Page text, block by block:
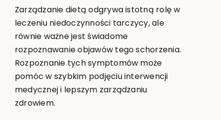
Zarządzanie dietą odgrywa istotną rolę w
leczeniu niedoczynności tarczycy, ale
równie ważne jest świadome
rozpoznawanie objawów tego schorzenia.
Rozpoznanie tych symptomów może
pomóc w szybkim podjęciu interwencji
medycznej i lepszym zarządzaniu
zdrowiem.